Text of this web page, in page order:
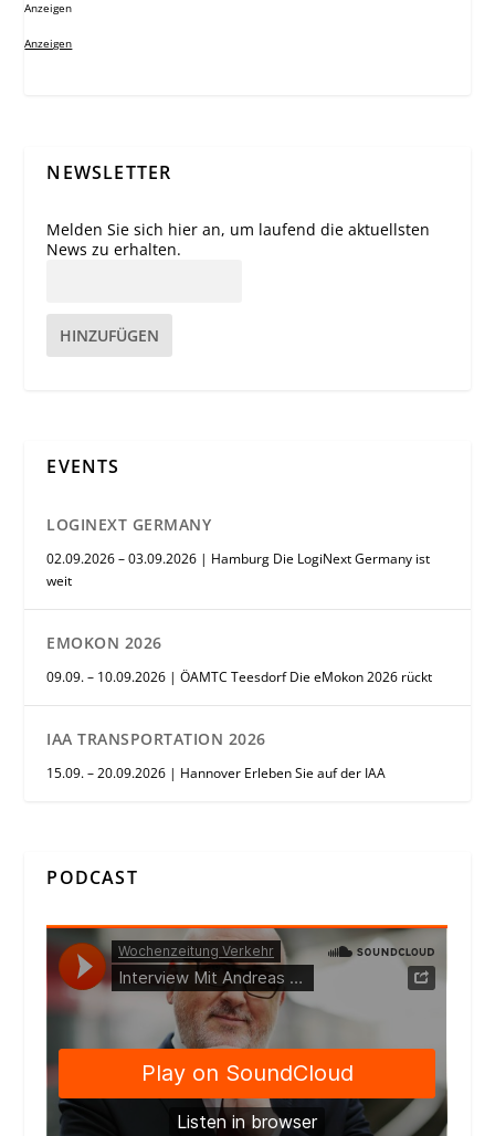
Anzeigen
Anzeigen
NEWSLETTER
Melden Sie sich hier an, um laufend die aktuellsten
News zu erhalten.
HINZUFÜGEN
EVENTS
LOGINEXT GERMANY
02.09.2026 – 03.09.2026 | Hamburg Die LogiNext Germany ist
weit
EMOKON 2026
09.09. – 10.09.2026 | ÖAMTC Teesdorf Die eMokon 2026 rückt
IAA TRANSPORTATION 2026
15.09. – 20.09.2026 | Hannover Erleben Sie auf der IAA
PODCAST